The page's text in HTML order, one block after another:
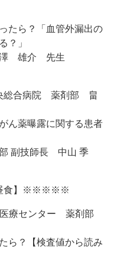
たら？「血管外漏出の
？」
澤 雄介 先生
総合病院 薬剤部 畠
ん薬曝露に関する患者
副技師長 中山 季
食】※※※※※
医療センター 薬剤部
ら？【検査値から読み